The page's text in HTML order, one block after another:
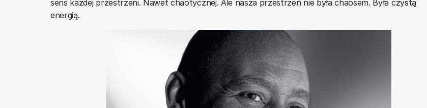
sens każdej przestrzeni. Nawet chaotycznej. Ale nasza przestrzeń nie była chaosem. Była czystą
energią.